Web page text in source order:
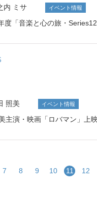
内 ミサ イベント情報
「音楽と心の旅・Series12
照美 イベント情報
演・映画「ロバマン」上
7 8 9 10 11 12